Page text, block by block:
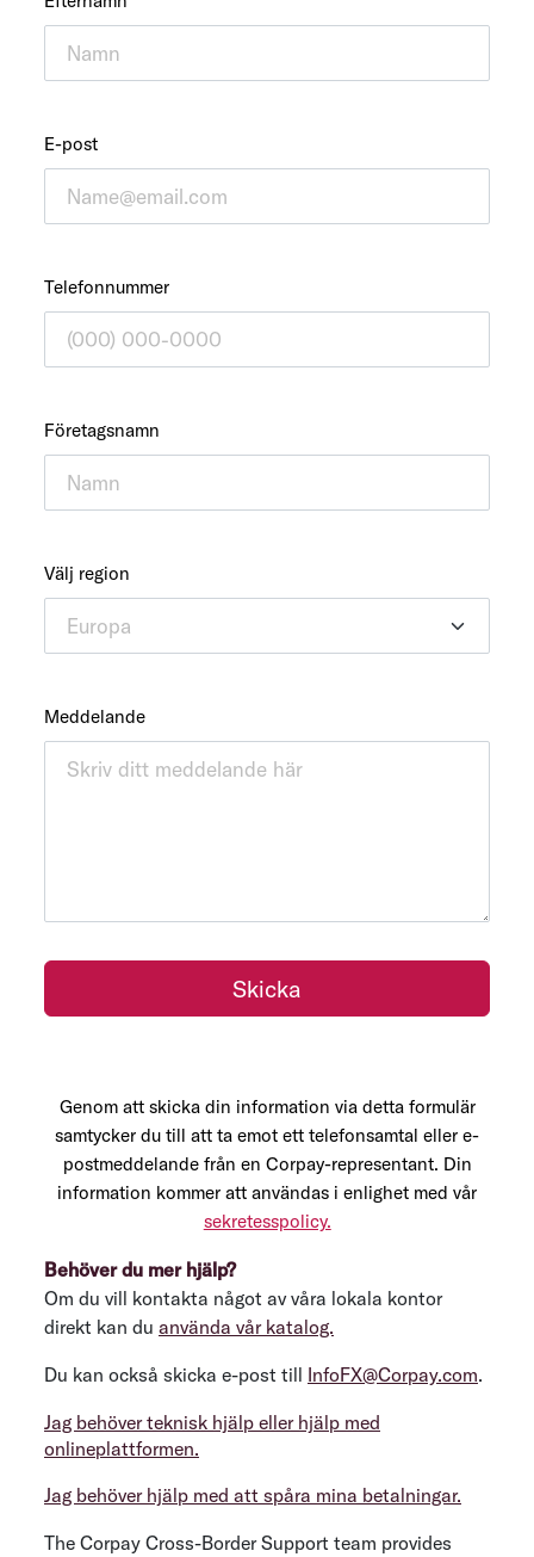
E-post
Telefonnummer
Företagsnamn
Välj region
Meddelande
Skicka
Genom att skicka din information via detta formulär
samtycker du till att ta emot ett telefonsamtal eller e-
postmeddelande från en Corpay-representant. Din
information kommer att användas i enlighet med vår
sekretesspolicy.
Behöver du mer hjälp?
Om du vill kontakta något av våra lokala kontor
direkt kan du använda vår katalog.
Du kan också skicka e-post till InfoFX@Corpay.com.
Jag behöver teknisk hjälp eller hjälp med
onlineplattformen.
Jag behöver hjälp med att spåra mina betalningar.
The Corpay Cross-Border Support team provides